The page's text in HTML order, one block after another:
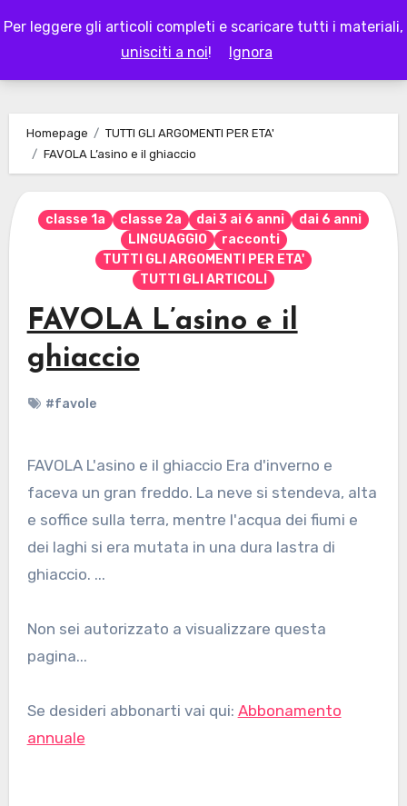
Per leggere gli articoli completi e scaricare tutti i materiali,
unisciti a noi! Ignora
to
LAPAPPADOLCE
Homepage
TUTTI GLI ARGOMENTI PER ETA'
FAVOLA L’asino e il ghiaccio
classe 1a classe 2a dai 3 ai 6 anni
dai 6 anni
LINGUAGGIO
racconti
TUTTI GLI ARGOMENTI PER ETA'
TUTTI GLI ARTICOLI
FAVOLA L’asino e il
ghiaccio
#favole
FAVOLA L'asino e il ghiaccio Era d'inverno e
faceva un gran freddo. La neve si stendeva, alta
e soffice sulla terra, mentre l'acqua dei fiumi e
dei laghi si era mutata in una dura lastra di
ghiaccio. ...
Non sei autorizzato a visualizzare questa
pagina...
Se desideri abbonarti vai qui: Abbonamento
annuale